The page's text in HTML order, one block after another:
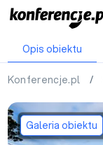
Opis obiektu
Konferencje.pl /
Galeria obiektu